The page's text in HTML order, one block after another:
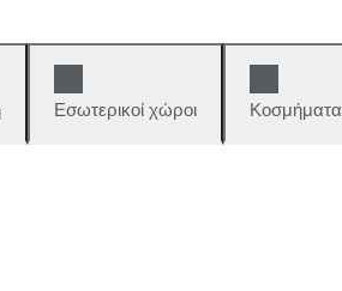
Εσωτερικοί χώροι Κοσμήματα